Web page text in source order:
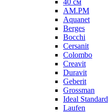
40 см
AM.PM
Aquanet
Berges
Bocchi
Cersanit
Colombo
Creavit
Duravit
Geberit
Grossman
Ideal Standard
Laufen